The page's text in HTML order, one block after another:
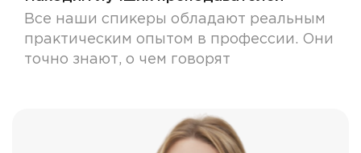
Все наши спикеры обладают реальным
практическим опытом в профессии. Они
точно знают, о чем говорят